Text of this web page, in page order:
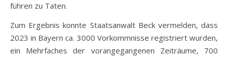
führen zu Taten.
Zum Ergebnis konnte Staatsanwalt Beck vermelden, dass
2023 in Bayern ca. 3000 Vorkommnisse registriert wurden,
ein Mehrfaches der vorangegangenen Zeiträume, 700